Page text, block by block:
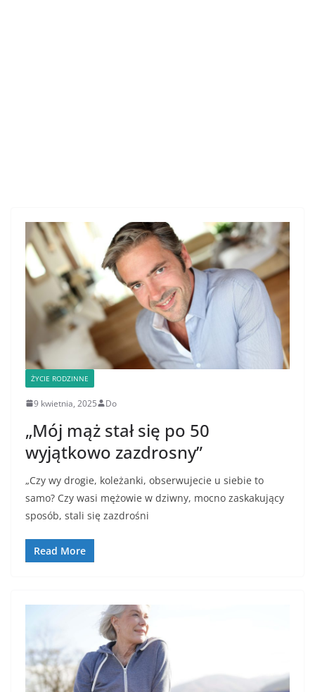
ŻYCIE RODZINNE
9 kwietnia, 2025 Do
„Mój mąż stał się po 50
wyjątkowo zazdrosny”
„Czy wy drogie, koleżanki, obserwujecie u siebie to
samo? Czy wasi mężowie w dziwny, mocno zaskakujący
sposób, stali się zazdrośni
Read More